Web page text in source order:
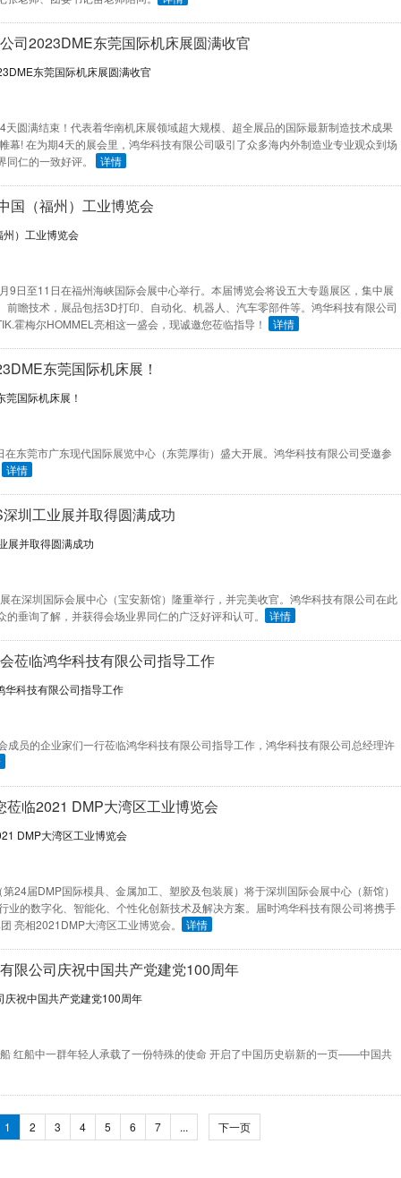
司2023DME东莞国际机床展圆满收官
圆满结束！代表着华南机床展领域超大规模、超全展品的国际最新制造技术成果
幕! 在为期4天的展会里，鸿华科技有限公司吸引了众多海内外制造业专业观众到场
仁的一致好评。
详情
国（福州）工业博览会
9日至11日在福州海峡国际会展中心举行。本届博览会将设五大专题展区，集中展
瞻技术，展品包括3D打印、自动化、机器人、汽车零部件等。鸿华科技有限公司
霍梅尔HOMMEL亮相这一盛会，现诚邀您莅临指导！
详情
东莞国际机床展！
东莞市广东现代国际展览中心（东莞厚街）盛大开展。鸿华科技有限公司受邀参
详情
圳工业展并取得圆满成功
在深圳国际会展中心（宝安新馆）隆重举行，并完美收官。鸿华科技有限公司在此
垂询了解，并获得会场业界同仁的广泛好评和认可。
详情
莅临鸿华科技有限公司指导工作
员的企业家们一行莅临鸿华科技有限公司指导工作，鸿华科技有限公司总经理许
临2021 DMP大湾区工业博览会
24届DMP国际模具、金属加工、塑胶及包装展）将于深圳国际会展中心（新馆）
业的数字化、智能化、个性化创新技术及解决方案。届时鸿华科技有限公司将携手
亮相2021DMP大湾区工业博览会。
详情
限公司庆祝中国共产党建党100周年
红船中一群年轻人承载了一份特殊的使命 开启了中国历史崭新的一页——中国共
1 2 3 4 5 6 7 ... 下一页